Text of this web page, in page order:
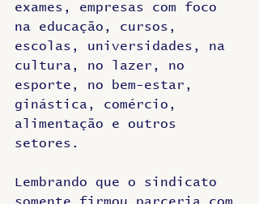
exames, empresas com foco
na educação, cursos,
escolas, universidades, na
cultura, no lazer, no
esporte, no bem-estar,
ginástica, comércio,
alimentação e outros
setores.
Lembrando que o sindicato